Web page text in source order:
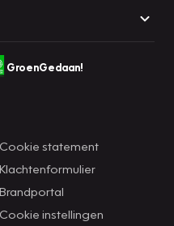
GroenGedaan!
Cookie statement
Klachtenformulier
Brandportal
Cookie instellingen